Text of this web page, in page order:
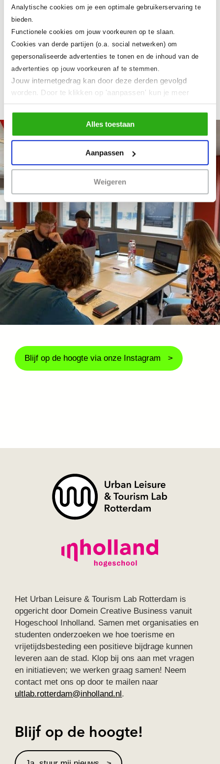
Analytische cookies om je een optimale gebruikerservaring te
bieden.
Functionele cookies om jouw voorkeuren op te slaan.
Cookies van derde partijen (o.a. social netwerken) om
gepersonaliseerde advertenties te tonen en de inhoud van de
advertenties op jouw voorkeuren af te stemmen.
Jouw internetgedrag kan door deze derden gevolgd
worden. Door te klikken op 'aanpassen' kun je meer
lezen over onze cookies en je voorkeuren aanpassen.
Door op 'Alles toestaan' te klikken, ga je akkoord met het
gebruik van alle cookieszoals omschreven in ons
cookiebeleid.
Alles toestaan
Aanpassen
Weigeren
Vanaf september zal een volgende
groep studenten verder met dit concept
gaan en gaan zij Pop-Val
hoogstwaarschijnlijk ook echt
realiseren!
Blijf op de hoogte via onze Instagram
Het Urban Leisure & Tourism Lab Rotterdam is
opgericht door Domein Creative Business vanuit
Hogeschool Inholland. Samen met organisaties en
studenten onderzoeken we hoe toerisme en
vrijetijdsbesteding een positieve bijdrage kunnen
leveren aan de stad. Klop bij ons aan met vragen
en initiatieven; we werken graag samen! Neem
contact met ons op door te mailen naar
ultlab.rotterdam@inholland.nl.
Blijf op de hoogte!